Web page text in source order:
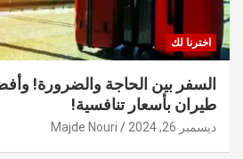
اخترنا لك
السفر بين الحاجة والضرورة!
طيران بأسعار تنافسية!
ديسمبر 26, 2024 Majde Nouri